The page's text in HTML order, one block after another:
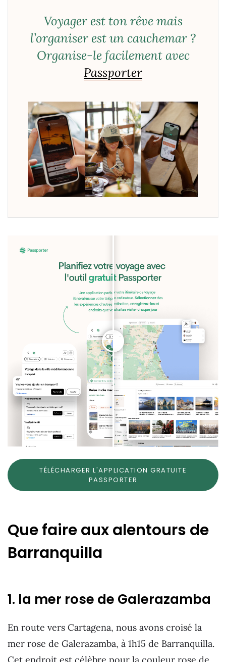
Voyager est ton rêve mais
l’organiser est un cauchemar ?
Organise-le facilement avec
Passporter
TÉLÉCHARGER L'APPLICATION GRATUITE
PASSPORTER
Que faire aux alentours de
Barranquilla
1. la mer rose de Galerazamba
En route vers Cartagena, nous avons croisé la
mer rose de Galerazamba, à 1h15 de Barranquilla.